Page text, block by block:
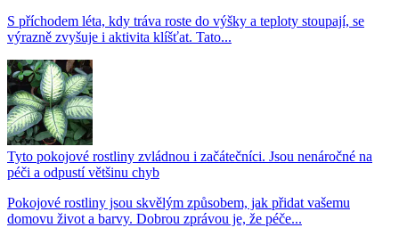
S příchodem léta, kdy tráva roste do výšky a teploty stoupají, se
výrazně zvyšuje i aktivita klíšťat. Tato...
Tyto pokojové rostliny zvládnou i začátečníci. Jsou nenáročné na
péči a odpustí většinu chyb
Pokojové rostliny jsou skvělým způsobem, jak přidat vašemu
domovu život a barvy. Dobrou zprávou je, že péče...